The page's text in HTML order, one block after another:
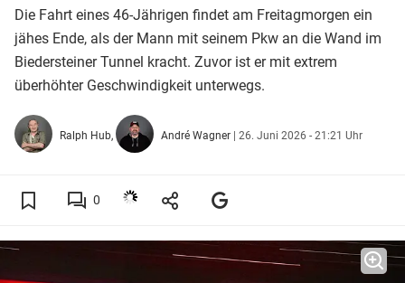
Die Fahrt eines 46-Jährigen findet am Freitagmorgen ein
jähes Ende, als der Mann mit seinem Pkw an die Wand im
Biedersteiner Tunnel kracht. Zuvor ist er mit extrem
überhöhter Geschwindigkeit unterwegs.
Ralph Hub, André Wagner | 26. Juni 2026 - 21:21 Uhr
0